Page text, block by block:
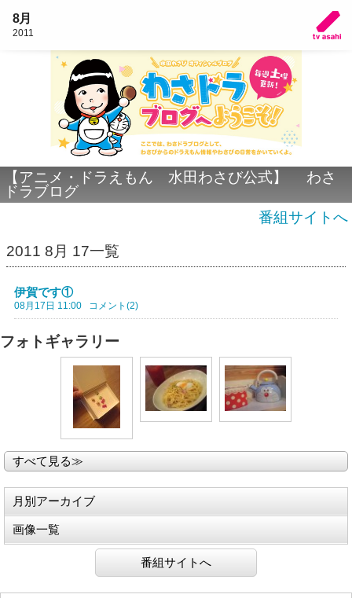
8月
2011
【アニメ・ドラえもん 水田わさび公式】 わさ
ドラブログ
番組サイトへ
2011 8月 17一覧
伊賀です①
08月17日 11:00 コメント(2)
フォトギャラリー
すべて見る≫
月別アーカイブ
画像一覧
番組サイトへ